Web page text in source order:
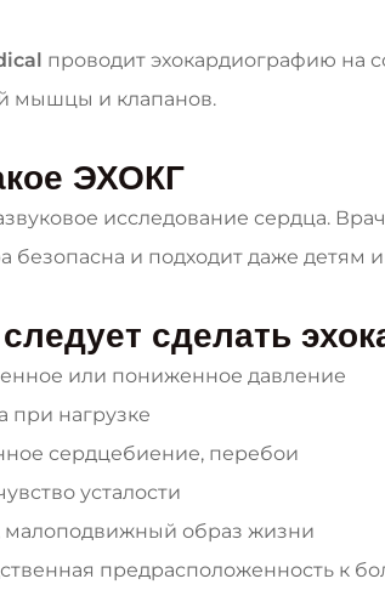
проводит эхокардиографию на
мышцы и клапанов.
ЭХОКГ
исследование сердца.
безопасна и подходит даже детям
сделать
или пониженное давление
при нагрузке
сердцебиение, перебои
усталости
малоподвижный образ жизни
предрасположенность к